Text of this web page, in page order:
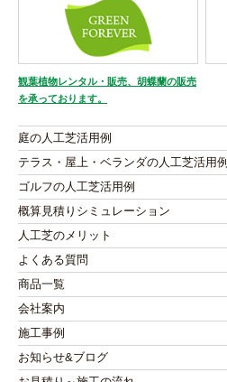
観葉植物レンタル・販売、胡蝶蘭の販売
を承っております。
庭の人工芝活用例
テラス・屋上・ベランダの人工芝活用例
ゴルフの人工芝活用例
概算見積りシミュレーション
人工芝のメリット
よくある質問
商品一覧
会社案内
施工事例
お知らせ&ブログ